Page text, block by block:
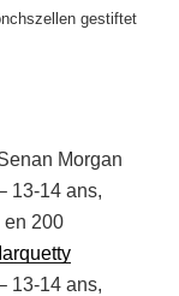
gestiftet
Morgan
13-14 ans,
en 200
13-14 ans,